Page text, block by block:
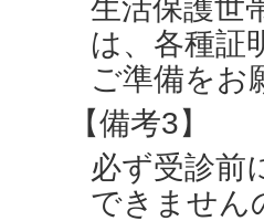
生活保護世
は、各種証
ご準備をお
【備考3】
必ず受診前
できません